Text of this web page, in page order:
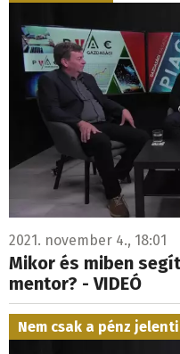
2021. november 4., 18:01
Mikor és miben
mentor? - VIDEÓ
Nem csak a pénz